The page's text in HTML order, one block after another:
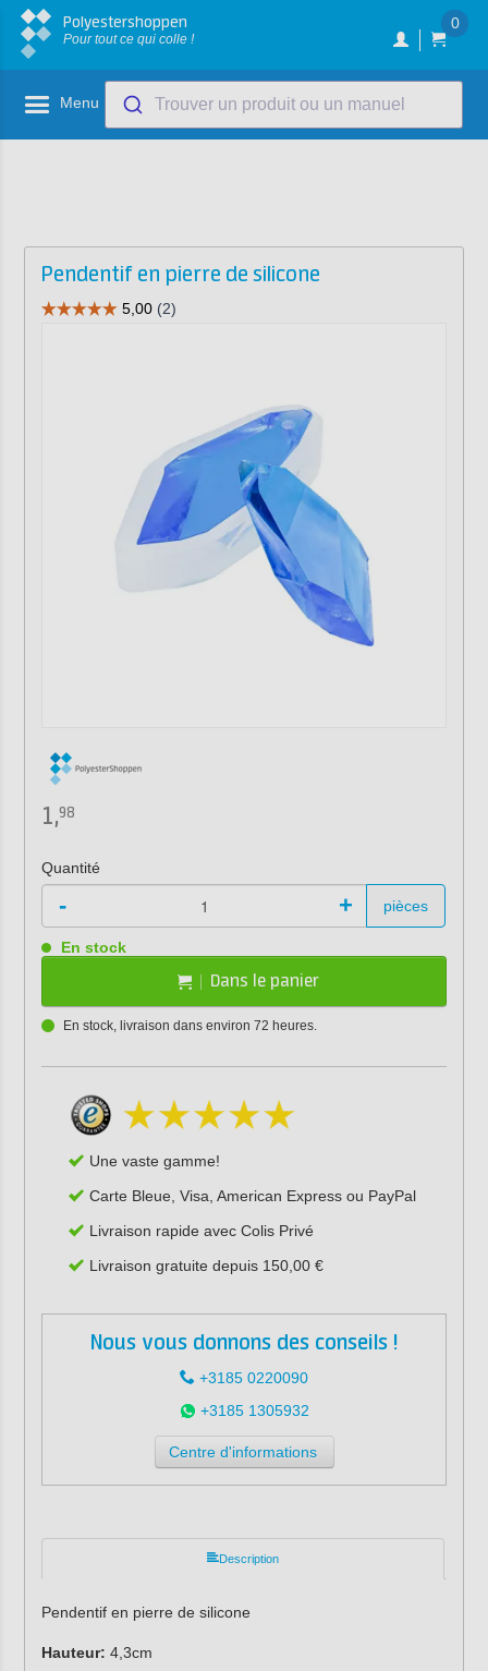
Polyestershoppen
Pour tout ce qui colle !
0
Menu Trouver un produit ou un manuel
Pendentif en pierre de silicone
1,98
Quantité
- + pièces
En stock
Dans le panier
En stock, livraison dans environ 72 heures.
Une vaste gamme!
Carte Bleue, Visa, American Express ou PayPal
Livraison rapide avec Colis Privé
Livraison gratuite depuis 150,00 €
Nous vous donnons des conseils !
+3185 0220090
+3185 1305932
Centre d'informations
Description
Pendentif en pierre de silicone
Hauteur: 4,3cm